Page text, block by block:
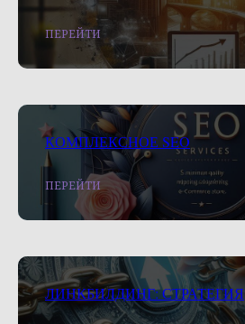
ПЕРЕЙТИ
КОМПЛЕКСНОЕ SEO
ПЕРЕЙТИ
ЛИНКБИЛДИНГ: СТРАТЕГИЯ